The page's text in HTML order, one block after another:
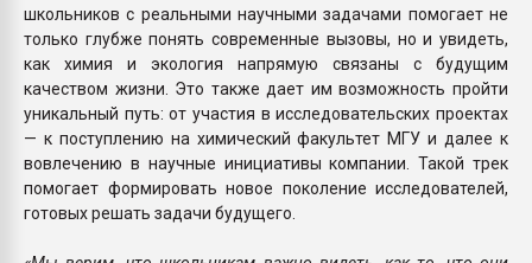
школьников с реальными научными задачами помогает не
только глубже понять современные вызовы, но и увидеть,
как химия и экология напрямую связаны с будущим
качеством жизни. Это также дает им возможность пройти
уникальный путь: от участия в исследовательских проектах
— к поступлению на химический факультет МГУ и далее к
вовлечению в научные инициативы компании. Такой трек
помогает формировать новое поколение исследователей,
готовых решать задачи будущего.